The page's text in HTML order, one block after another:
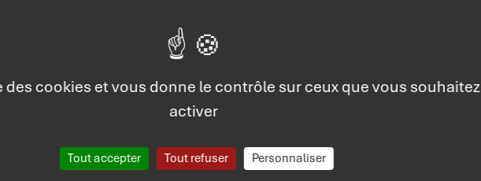
Actualités
des cookies et vous donne le contrôle sur ceux que vous souhaitez
activer
Tout accepter Tout refuser Personnaliser